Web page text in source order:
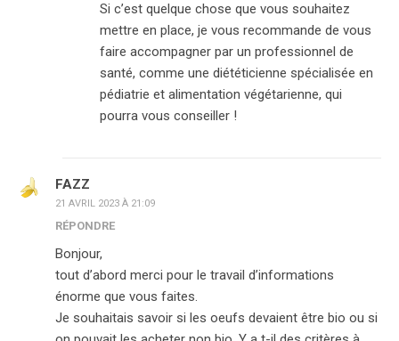
Si c’est quelque chose que vous souhaitez
mettre en place, je vous recommande de vous
faire accompagner par un professionnel de
santé, comme une diététicienne spécialisée en
pédiatrie et alimentation végétarienne, qui
pourra vous conseiller !
FAZZ
21 AVRIL 2023 À 21:09
RÉPONDRE
Bonjour,
tout d’abord merci pour le travail d’informations
énorme que vous faites.
Je souhaitais savoir si les oeufs devaient être bio ou si